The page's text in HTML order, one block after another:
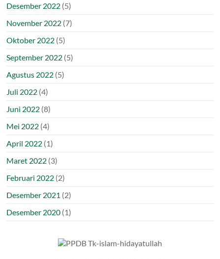
Desember 2022 (5)
November 2022 (7)
Oktober 2022 (5)
September 2022 (5)
Agustus 2022 (5)
Juli 2022 (4)
Juni 2022 (8)
Mei 2022 (4)
April 2022 (1)
Maret 2022 (3)
Februari 2022 (2)
Desember 2021 (2)
Desember 2020 (1)